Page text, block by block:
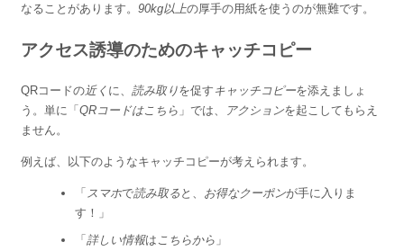
なることがあります。 90kg以上の厚手の用紙を使うのが無難です。
アクセス誘導のためのキャッチコピー
QRコードの近く に、 読み取りを促す キャッチコピーを添えましょ
う。単に「 QRコードはこちら 」では、 アクションを起こしてもらえ
ません。
例えば、以下のようなキャッチコピーが考えられます。
「 スマホで読み取る と、 お得なクーポンが手に入りま
す！」
「 詳しい情報は こちらから 」